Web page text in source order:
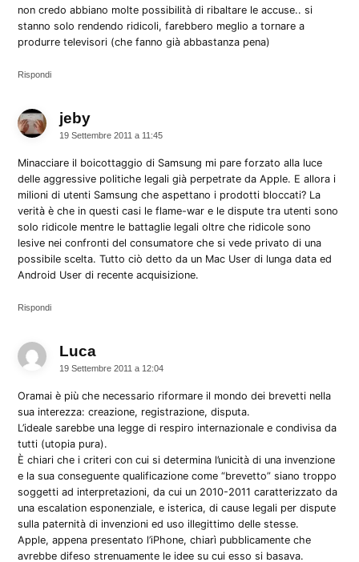
non credo abbiano molte possibilità di ribaltare le accuse.. si
stanno solo rendendo ridicoli, farebbero meglio a tornare a
produrre televisori (che fanno già abbastanza pena)
Rispondi
jebydice:
19 Settembre 2011 a 11:45
Minacciare il boicottaggio di Samsung mi pare forzato alla luce
delle aggressive politiche legali già perpetrate da Apple. E allora i
milioni di utenti Samsung che aspettano i prodotti bloccati? La
verità è che in questi casi le flame-war e le dispute tra utenti sono
solo ridicole mentre le battaglie legali oltre che ridicole sono
lesive nei confronti del consumatore che si vede privato di una
possibile scelta. Tutto ciò detto da un Mac User di lunga data ed
Android User di recente acquisizione.
Rispondi
Luca
19 Settembre 2011 a 12:04
Oramai è più che necessario riformare il mondo dei brevetti nella
sua interezza: creazione, registrazione, disputa.
L’ideale sarebbe una legge di respiro internazionale e condivisa da
tutti (utopia pura).
È chiari che i criteri con cui si determina l’unicità di una invenzione
e la sua conseguente qualificazione come “brevetto” siano troppo
soggetti ad interpretazioni, da cui un 2010-2011 caratterizzato da
una escalation esponenziale, e isterica, di cause legali per dispute
sulla paternità di invenzioni ed uso illegittimo delle stesse.
Apple, appena presentato l’iPhone, chiarì pubblicamente che
avrebbe difeso strenuamente le idee su cui esso si basava.